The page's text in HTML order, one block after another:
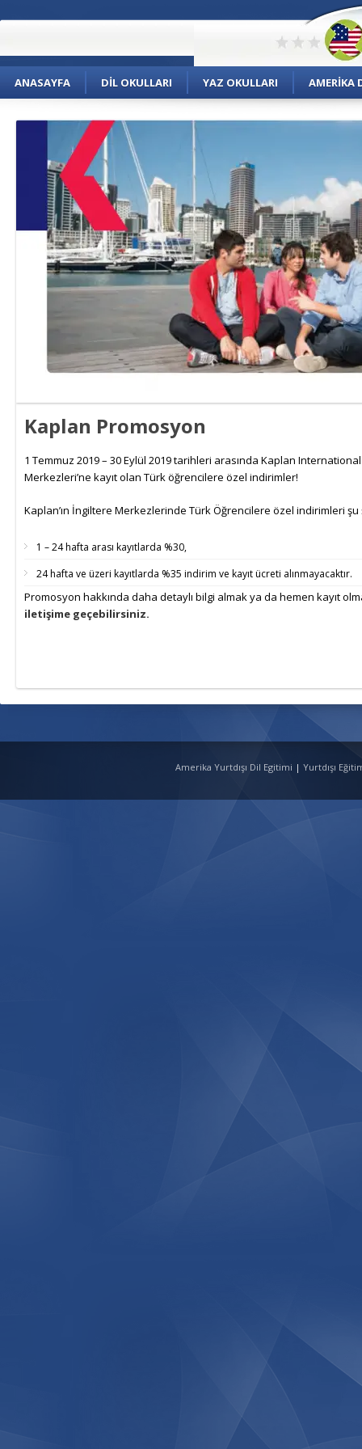
ANASAYFA DIL OKULLARI YAZ OKULLARI AMERIKA
Kaplan Promosyon
1 Temmuz 2019 – 30 Eylül 2019 tarihleri arasında Kaplan
Merkezleri’ne kayıt olan Türk öğrencilere özel indirimler!
Kaplan’ın İngiltere Merkezlerinde Türk Öğrencilere özel indirimleri
1 – 24 hafta arası kayıtlarda %30,
24 hafta ve üzeri kayıtlarda %35 indirim ve kayıt ücreti alınmayacaktır.
Promosyon hakkında daha detaylı bilgi almak ya da hemen kayıt
iletişime geçebilirsiniz.
Amerika Yurtdışı Dil Egitimi | Yurtdışı